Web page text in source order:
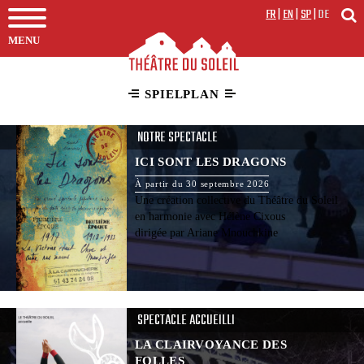
MENU
FR|EN|SP|DE
SPIELPLAN
NOTRE SPECTACLE
ICI SONT LES DRAGONS
À partir du 30 septembre 2026
Une création collective du Théâtre du Soleil
en harmonie avec Hélène Cixous
dirigée par Ariane Mnouchkine
SPECTACLE ACCUEILLI
LA CLAIRVOYANCE DES
FOLLES